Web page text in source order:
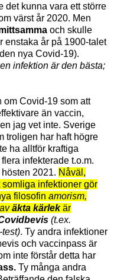
det kunna vara ett större
värst år 2020. Men
och skulle
enstaka år på 1900-talet
nya Covid-19).
infektion är den bästa;
om Covid-19 som att
än vaccin,
jag vet inte. Sverige
troligen har haft högre
ha alltför kraftiga
infekterade t.o.m.
2021. Nåväl,
infektioner gör
filosofin amorism,
äkta kärlekär
(t.ex.
. Ty andra infektioner
och vaccinpass är
inte förstår detta har
Ty många andra